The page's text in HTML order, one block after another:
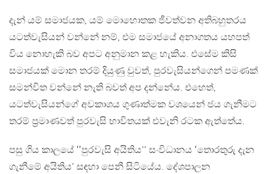
දැන් යම් සමාජයක, යම් මොහොතක ජීවත්වන අතිබහුතරය
යටත්වැසියන් වන්නේ නම්, එම සමාජයේ අනාගතය යහපත්
විය නොහැකි බව අපට අනුමාන කළ හැකිය. එසේම කිසි
සමාජයක් මොන තරම් දියුණු වුවත්, පුරවැසියන්ගෙන් පමණක්
සමන්විත වන්නේ නැති බවත් අප දන්නේය. එහෙත්,
යටත්වැසියන්ගේ අවකාශය ගුණාත්මක වශයෙන් ජය ගැනීමට
තරම් ප්‍රමාණවත් පුරවැසි භාවිතයක් එවැනි රටක ඇත්තේය.
පසු ගිය කාලයේ ‛‛පුරවැසි අයිතිය’’ සංවිධානය ‛තොරතුරු දැන
ගැනීමේ අයිතිය’ සඳහා පෙනී සිටියේය. දේශපාලන